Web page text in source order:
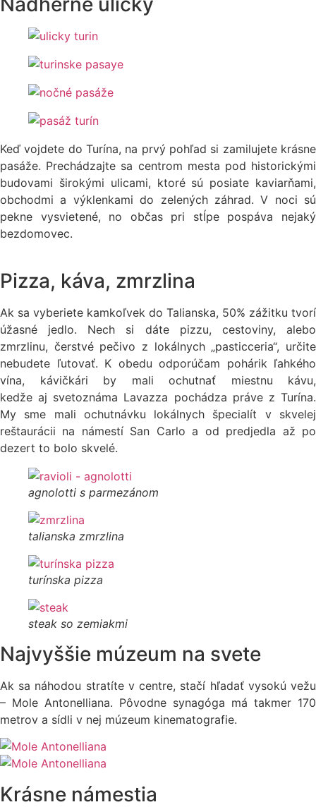
Keď vojdete do Turína, na prvý pohľad si zamilujete krásne
pasáže. Prechádzajte sa centrom mesta pod historickými
budovami širokými ulicami, ktoré sú posiate kaviarňami,
obchodmi a výklenkami do zelených záhrad. V noci sú
pekne vysvietené, no občas pri stĺpe pospáva nejaký
bezdomovec.
Pizza, káva, zmrzlina
Ak sa vyberiete kamkoľvek do Talianska, 50% zážitku tvorí
úžasné jedlo. Nech si dáte pizzu, cestoviny, alebo
zmrzlinu, čerstvé pečivo z lokálnych„pasticceria“, určite
nebudete ľutovať. K obedu odporúčam pohárik ľahkého
vína, kávičkári by mali ochutnať miestnu kávu,
kedže aj svetoznáma Lavazza pochádza právezTurína.
My sme mali ochutnávku lokálnych špecialít v skvelej
reštaurácii na námestí San Carlo a od predjedla až po
dezert to bolo skvelé.
agnolotti s parmezánom
talianska zmrzlina
turínska pizza
steak so zemiakmi
Najvyššie múzeum na svete
Ak sa náhodou stratíte v centre, stačí hľadať vysokú vežu
– Mole Antonelliana. Pôvodne synagóga má takmer 170
metrov a sídli v nej múzeum kinematografie.
Krásne námestia